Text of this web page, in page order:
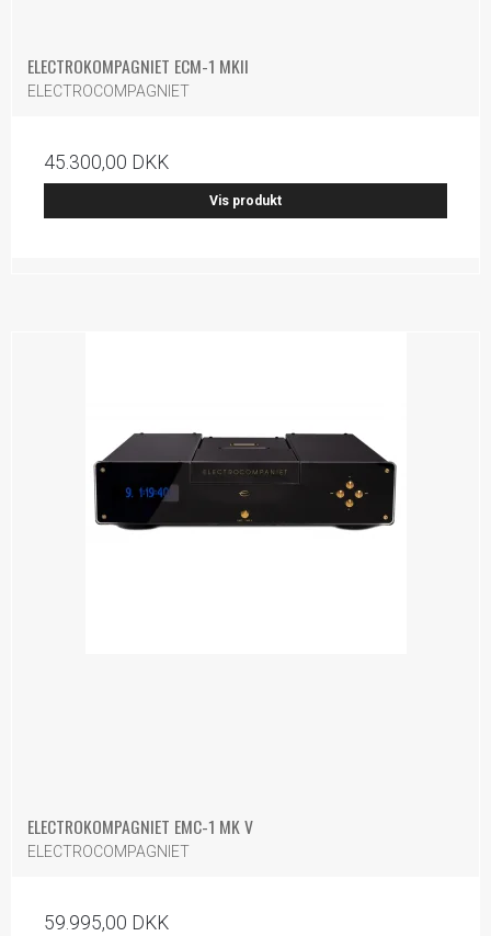
ELECTROKOMPAGNIET ECM-1 MKII
ELECTROCOMPAGNIET
45.300,00 DKK
Vis produkt
ELECTROKOMPAGNIET EMC-1 MK V
ELECTROCOMPAGNIET
59.995,00 DKK